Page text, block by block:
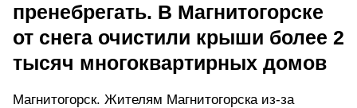
пренебрегать. В Магнитогорске
от снега очистили крыши более 2
тысяч многоквартирных домов
Магнитогорск. Жителям Магнитогорска из-за